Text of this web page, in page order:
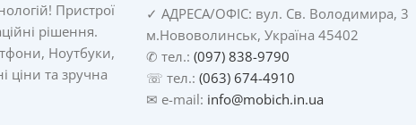
Пристрої
рішення.
Ноутбуки,
ціни та зручна
✓ АДРЕСА/ОФІС: вул. Св. Володимира, 3
м.Нововолинськ, Україна 45402
✆ тел.: (097) 838-9790
☏ тел.: (063) 674-4910
✉ e-mail: info@mobich.in.ua